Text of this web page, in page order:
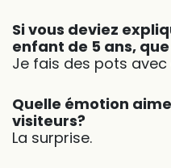
Si vous deviez
enfant de 5 ans,
Je fais des pots avec
Quelle émotion
visiteurs?
La surprise.